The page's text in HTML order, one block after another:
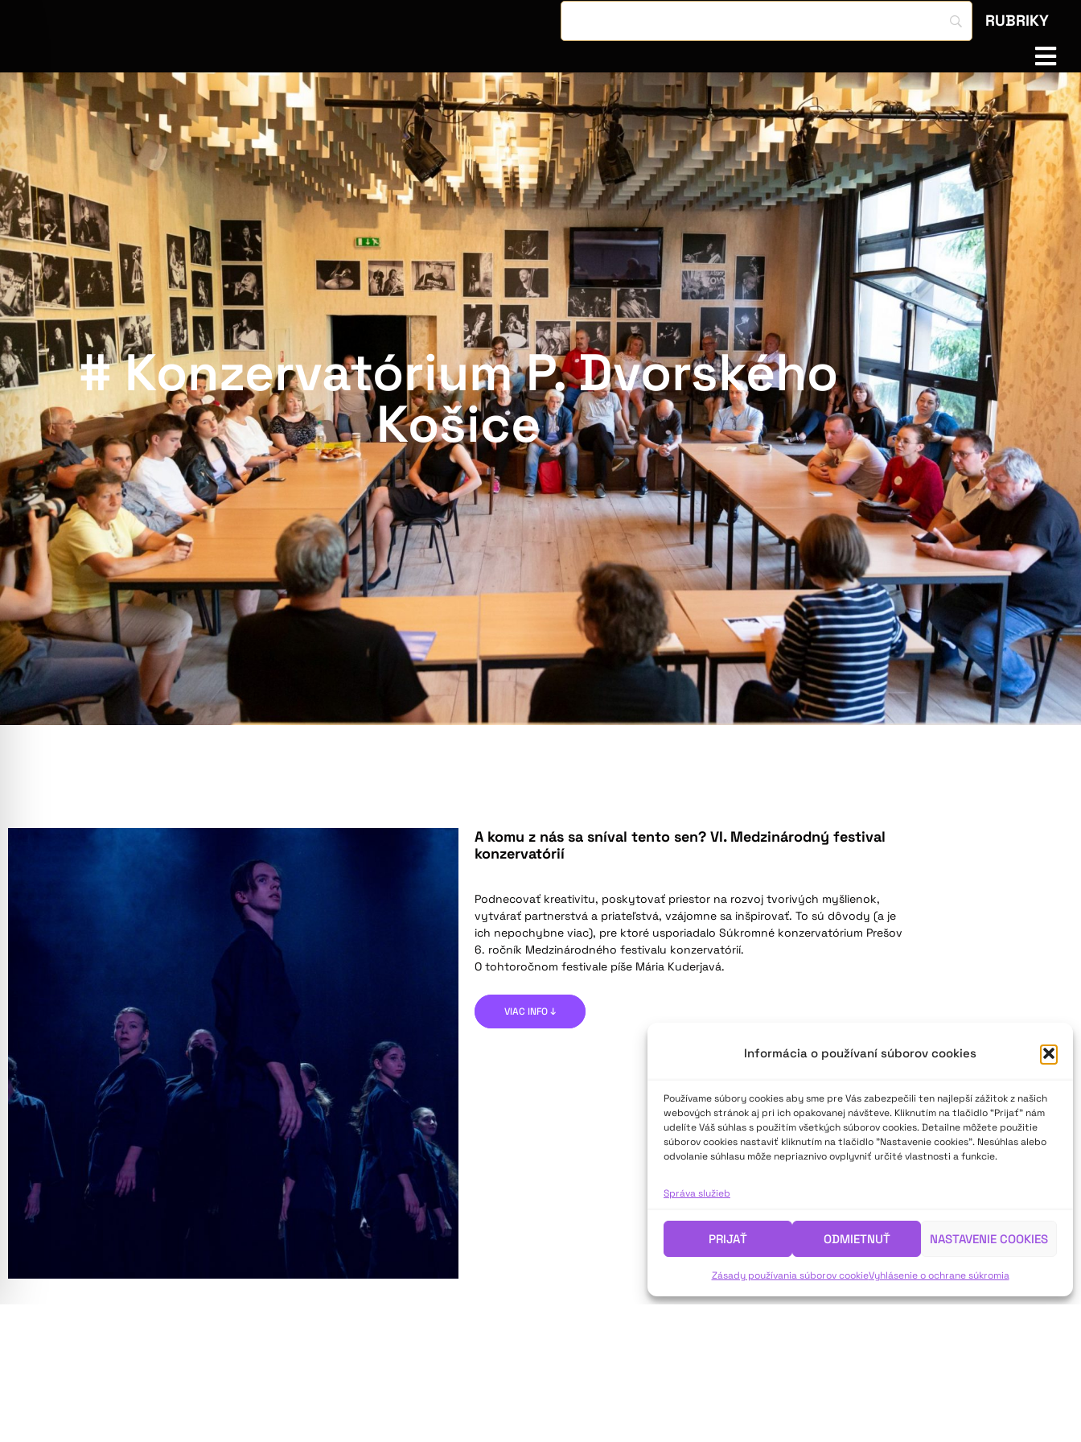
Informácia o používaní súborov cookies
Používame súbory cookies aby sme pre Vás zabezpečili ten najlepší zážitok z našich
webových stránok aj pri ich opakovanej návšteve. Kliknutím na tlačidlo “Prijať” nám
udelíte Váš súhlas s použitím všetkých súborov cookies. Detailne môžete použitie
súborov cookies nastaviť kliknutím na tlačidlo "Nastavenie cookies". Nesúhlas alebo
odvolanie súhlasu môže nepriaznivo ovplyvniť určité vlastnosti a funkcie.
Správa služieb
PRIJAŤ ODMIETNUŤ NASTAVENIE COOKIES
Zásady používania súborov cookieVyhlásenie o ochrane súkromia
RUBRIKY
# Konzervatórium P. Dvorského
Košice
A komu z nás sa sníval tento sen? VI. Medzinárodný festival
konzervatórií
Podnecovať kreativitu, poskytovať priestor na rozvoj tvorivých myšlienok,
vytvárať partnerstvá a priateľstvá, vzájomne sa inšpirovať. To sú dôvody (a je
ich nepochybne viac), pre ktoré usporiadalo Súkromné konzervatórium Prešov
6. ročník Medzinárodného festivalu konzervatórií.
O tohtoročnom festivale píše Mária Kuderjavá.
VIAC INFO ↓